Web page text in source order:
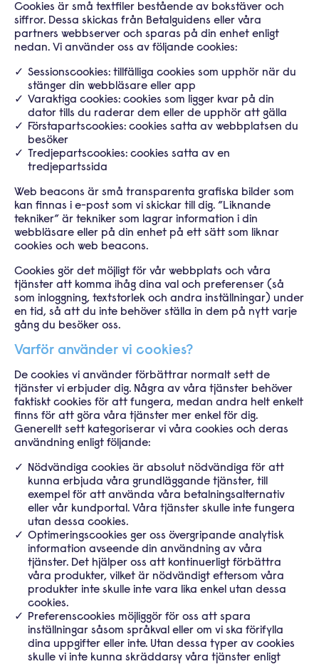
Cookies är små textfiler bestående av bokstäver och
siffror. Dessa skickas från Betalguidens eller våra
partners webbserver och sparas på din enhet enligt
nedan. Vi använder oss av följande cookies:
Sessionscookies: tillfälliga cookies som upphör när du
stänger din webbläsare eller app
Varaktiga cookies: cookies som ligger kvar på din
dator tills du raderar dem eller de upphör att gälla
Förstapartscookies: cookies satta av webbplatsen du
besöker
Tredjepartscookies: cookies satta av en
tredjepartssida
Web beacons är små transparenta grafiska bilder som
kan finnas i e-post som vi skickar till dig. ”Liknande
tekniker” är tekniker som lagrar information i din
webbläsare eller på din enhet på ett sätt som liknar
cookies och web beacons.
Cookies gör det möjligt för vår webbplats och våra
tjänster att komma ihåg dina val och preferenser (så
som inloggning, textstorlek och andra inställningar) under
en tid, så att du inte behöver ställa in dem på nytt varje
gång du besöker oss.
Varför använder vi cookies?
De cookies vi använder förbättrar normalt sett de
tjänster vi erbjuder dig. Några av våra tjänster behöver
faktiskt cookies för att fungera, medan andra helt enkelt
finns för att göra våra tjänster mer enkel för dig.
Generellt sett kategoriserar vi våra cookies och deras
användning enligt följande:
Nödvändiga cookies är absolut nödvändiga för att
kunna erbjuda våra grundläggande tjänster, till
exempel för att användavåra betalningsalternativ
eller vår kundportal. Våra tjänster skulle inte fungera
utan dessa cookies.
Optimeringscookies ger oss övergripande analytisk
information avseende din användning av våra
tjänster. Det hjälper ossatt kontinuerligt förbättra
våra produkter, vilket är nödvändigt eftersom våra
produkter inte skulle inte vara lika enkel utan dessa
cookies.
Preferenscookies möjliggör för oss att spara
inställningar såsom språkval eller om vi ska förifylla
dina uppgifter eller inte. Utan dessa typer av cookies
skulle vi inte kunna skräddarsy våra tjänster enligt